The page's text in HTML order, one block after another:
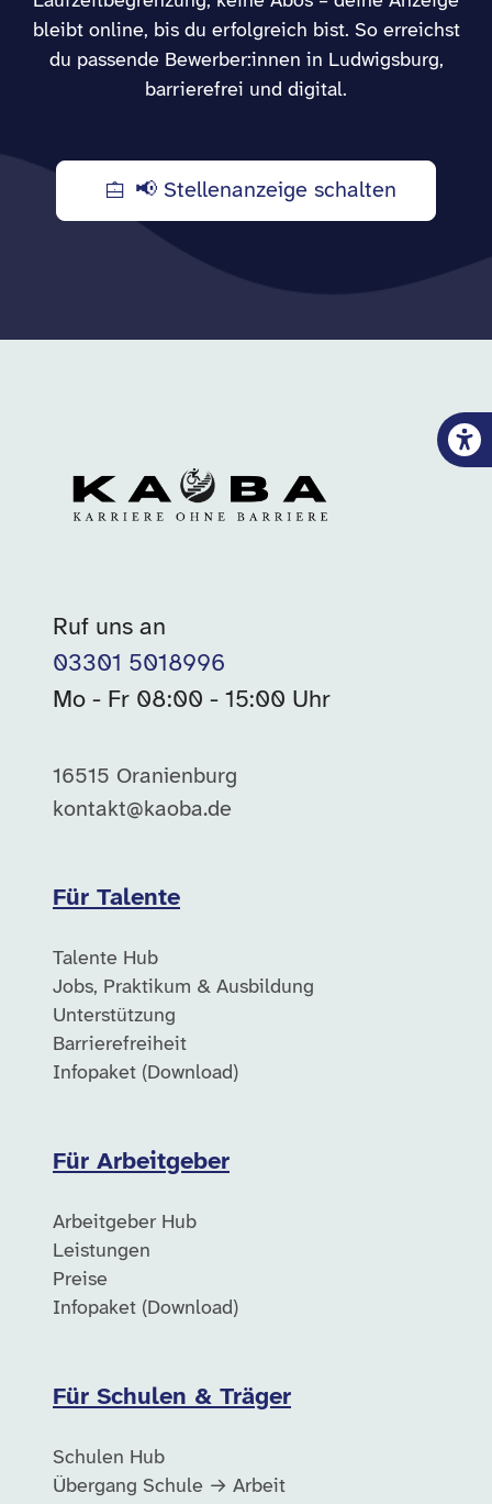
bleibt online, bis du erfolgreich bist. So erreichst
du passende Bewerber:innen in Ludwigsburg,
barrierefrei und digital.
📢 Stellenanzeige schalten
Ruf uns an
03301 5018996
Mo - Fr 08:00 - 15:00 Uhr
16515 Oranienburg
kontakt@kaoba.de
Für Talente
Talente Hub
Jobs, Praktikum & Ausbildung
Unterstützung
Barrierefreiheit
Infopaket (Download)
Für Arbeitgeber
Arbeitgeber Hub
Leistungen
Preise
Infopaket (Download)
Für Schulen & Träger
Schulen Hub
Übergang Schule → Arbeit